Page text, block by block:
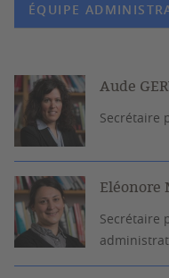
ÉQUIPE
Aude
Secrétaire
Eléonore
Secrétaire